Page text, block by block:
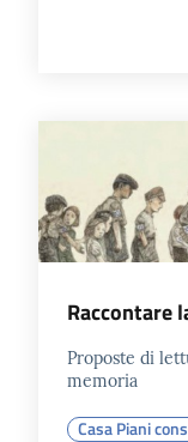
Raccontare
Proposte di
memoria
Casa Piani